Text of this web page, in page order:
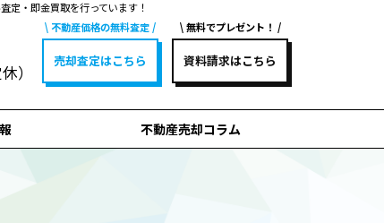
・即金買取を行っています！
）
不動産価格の無料査定
売却査定はこちら
無料でプレゼント！
資料請求はこちら
不動産売却コラム